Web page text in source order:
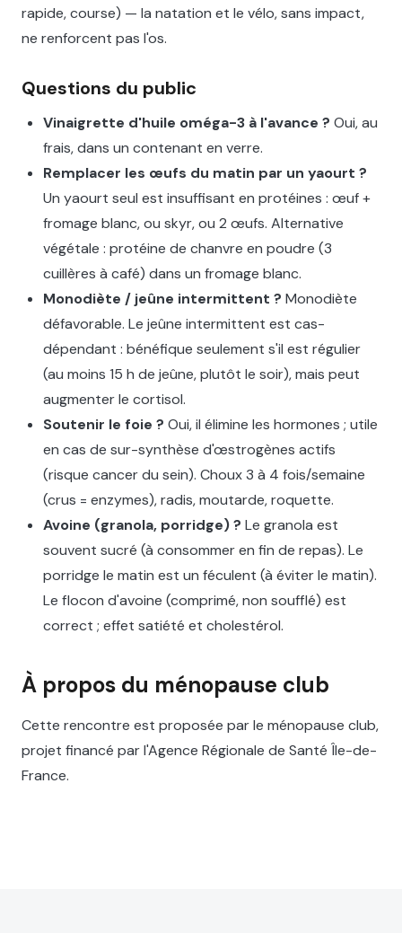
rapide, course) — la natation et le vélo, sans impact,
ne renforcent pas l'os.
Questions du public
Vinaigrette d'huile oméga-3 à l'avance ? Oui, au
frais, dans un contenant en verre.
Remplacer les œufs du matin par un yaourt ?
Un yaourt seul est insuffisant en protéines : œuf +
fromage blanc, ou skyr, ou 2 œufs. Alternative
végétale : protéine de chanvre en poudre (3
cuillères à café) dans un fromage blanc.
Monodiète / jeûne intermittent ? Monodiète
défavorable. Le jeûne intermittent est cas-
dépendant : bénéfique seulement s'il est régulier
(au moins 15 h de jeûne, plutôt le soir), mais peut
augmenter le cortisol.
Soutenir le foie ? Oui, il élimine les hormones ; utile
en cas de sur-synthèse d'œstrogènes actifs
(risque cancer du sein). Choux 3 à 4 fois/semaine
(crus = enzymes), radis, moutarde, roquette.
Avoine (granola, porridge) ? Le granola est
souvent sucré (à consommer en fin de repas). Le
porridge le matin est un féculent (à éviter le matin).
Le flocon d'avoine (comprimé, non soufflé) est
correct ; effet satiété et cholestérol.
À propos du ménopause club
Cette rencontre est proposée par le ménopause club,
projet financé par l'Agence Régionale de Santé Île-de-
France.